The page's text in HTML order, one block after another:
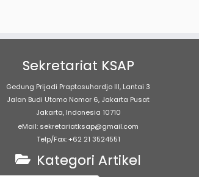
Sekretariat KSAP
Gedung Prijadi Praptosuhardjo III, Lantai 3
Jalan Budi Utomo Nomor 6, Jakarta Pusat
Jakarta, Indonesia 10710
eMail: sekretariatksap@gmail.com
Telp/Fax: +62 21 3524551
Kategori Artikel